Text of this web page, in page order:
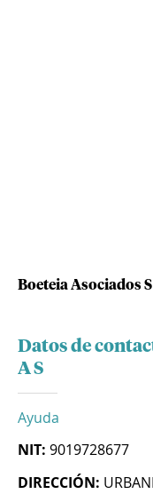
Boeteia Asociados S
Datos de
A S
Ayuda
NIT: 9019728677
DIRECCIÓN: